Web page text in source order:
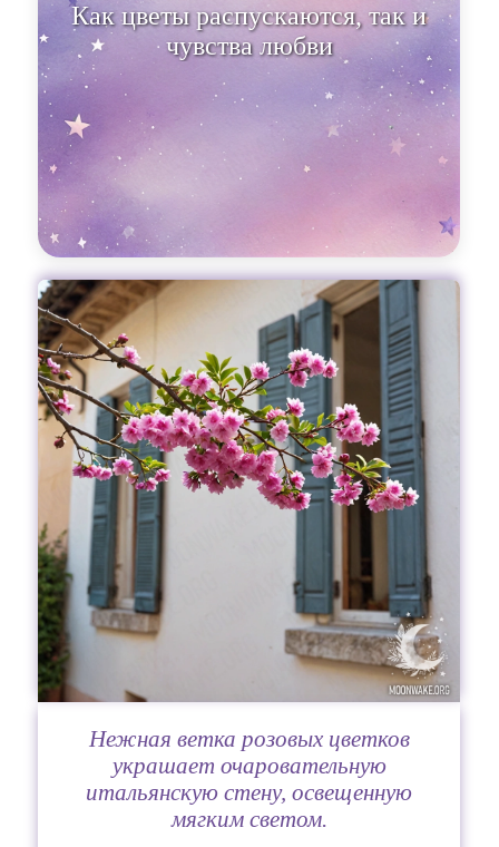
Как цветы распускаются, так и
чувства любви растут с каждым
днём.
Нежная ветка розовых цветков
украшает очаровательную
итальянскую стену, освещенную
мягким светом.